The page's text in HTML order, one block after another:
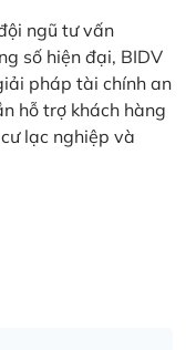
ngũ tư vấn
số hiện đại, BIDV
pháp tài chính an
hỗ trợ khách hàng
lạc nghiệp và